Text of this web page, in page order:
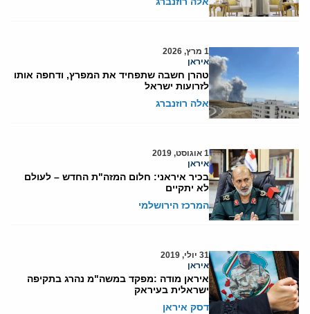
1 מרץ, 2026
איראן
טהרן חשבה שתפחיד את המפרץ, ודחפה אותו
לזרועות ישראל
אלה רוזנברג
1 אוגוסט, 2019
איראן
בכיר איראני: חלום המזה"ת החדש – לעולם
לא יתקיים
המרכז הירושלמי
31 יולי, 2019
איראן
איראן מודה :מפקד במשה"מ נהרג בתקיפה
ישראלית בעיראק
דסק איראן